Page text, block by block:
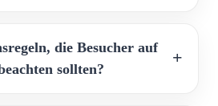
die Besucher auf
sollten?